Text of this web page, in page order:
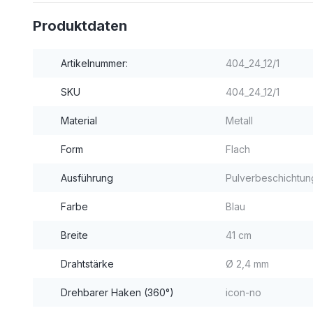
Produktdaten
Artikelnummer: 404_24_12/1
SKU 404_24_12/1
Material Metall
Form Flach
Ausführung
Farbe Blau
Breite 41 cm
Drahtstärke Ø 2,4 mm
Drehbarer Haken (360°) icon-no